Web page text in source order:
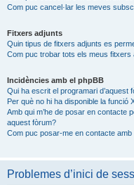
Com puc cancel·lar les meves
Fitxers adjunts
Quin tipus de fitxers adjunts es
Com puc trobar tots els meus fitxers
Incidències amb el phpBB
Qui ha escrit el programari d’aquest
Per què no hi ha disponible la funció
Amb qui m’he de posar en contacte
aquest fòrum?
Com puc posar-me en contacte amb
Problemes d’inici de